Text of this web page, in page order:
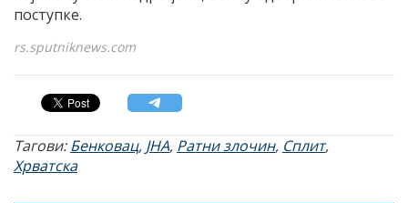
поступке.
rs.sputniknews.com
Тагови:Бенковац, ЈНА, Ратни злочин, Сплит,
Хрватска